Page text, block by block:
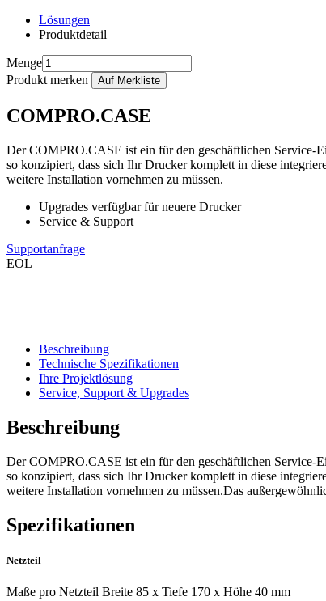
Lösungen
Produktdetail
Menge
Produkt merken
COMPRO.CASE
Der COMPRO.CASE ist ein für den geschäftlichen Service-
so konzipiert, dass sich Ihr Drucker komplett in diese
weitere Installation vornehmen zu müssen.
Upgrades verfügbar für neuere Drucker
Service & Support
Supportanfrage
EOL
Beschreibung
Technische Spezifikationen
Ihre Projektlösung
Service, Support & Upgrades
Beschreibung
Der COMPRO.CASE ist ein für den geschäftlichen Service-
so konzipiert, dass sich Ihr Drucker komplett in diese
weitere Installation vornehmen zu müssen.Das
Spezifikationen
Netzteil
Maße pro Netzteil Breite 85 x Tiefe 170 x Höhe 40 mm